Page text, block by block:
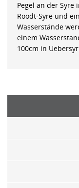
Pegel an der Syre
Roodt-Syre und
Wasserstände
einem
100cm in